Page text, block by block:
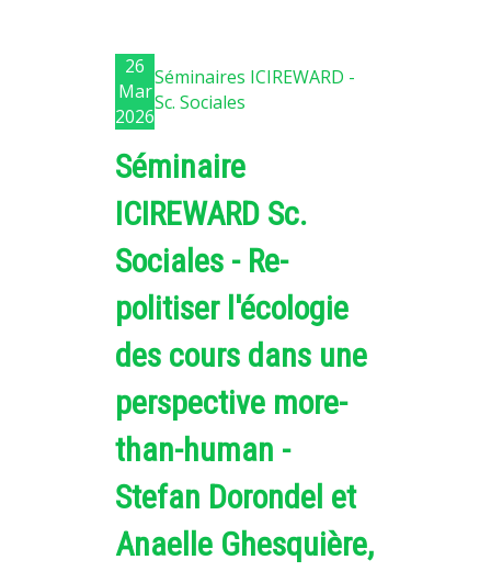
26
Mar
2026
Séminaires ICIREWARD -
Sc. Sociales
Séminaire
ICIREWARD Sc.
Sociales - Re-
politiser l'écologie
des cours dans une
perspective more-
than-human -
Stefan Dorondel et
Anaelle Ghesquière,